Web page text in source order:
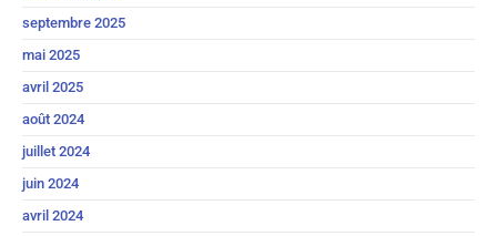
septembre 2025
mai 2025
avril 2025
août 2024
juillet 2024
juin 2024
avril 2024